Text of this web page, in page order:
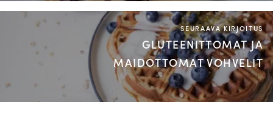
SEURAAVA KIRJOITUS
GLUTEENITTOMAT JA
MAIDOTTOMAT VOHVELIT